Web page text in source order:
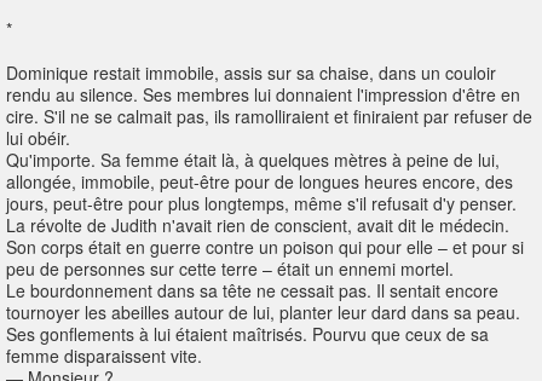
*
Dominique restait immobile, assis sur sa chaise, dans un couloir
rendu au silence. Ses membres lui donnaient l'impression d'être en
cire. S'il ne se calmait pas, ils ramolliraient et finiraient par refuser de
lui obéir.
Qu'importe. Sa femme était là, à quelques mètres à peine de lui,
allongée, immobile, peut-être pour de longues heures encore, des
jours, peut-être pour plus longtemps, même s'il refusait d'y penser.
La révolte de Judith n'avait rien de conscient, avait dit le médecin.
Son corps était en guerre contre un poison qui pour elle – et pour si
peu de personnes sur cette terre – était un ennemi mortel.
Le bourdonnement dans sa tête ne cessait pas. Il sentait encore
tournoyer les abeilles autour de lui, planter leur dard dans sa peau.
Ses gonflements à lui étaient maîtrisés. Pourvu que ceux de sa
femme disparaissent vite.